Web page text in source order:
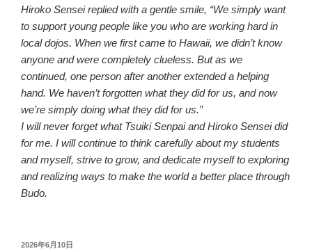
Hiroko Sensei replied with a gentle smile, “We simply want
to support young people like you who are working hard in
local dojos. When we first came to Hawaii, we didn’t know
anyone and were completely clueless. But as we
continued, one person after another extended a helping
hand. We haven’t forgotten what they did for us, and now
we’re simply doing what they did for us.”
I will never forget what Tsuiki Senpai and Hiroko Sensei did
for me. I will continue to think carefully about my students
and myself, strive to grow, and dedicate myself to exploring
and realizing ways to make the world a better place through
Budo.
投
2026年6月10日